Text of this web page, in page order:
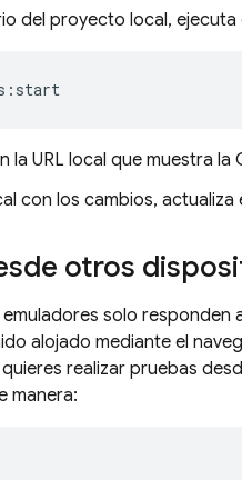
del proyecto local, ejecuta
la URL local que muestra la
con los cambios, actualiza
otros
solo responden
alojado mediante el
realizar pruebas
manera: